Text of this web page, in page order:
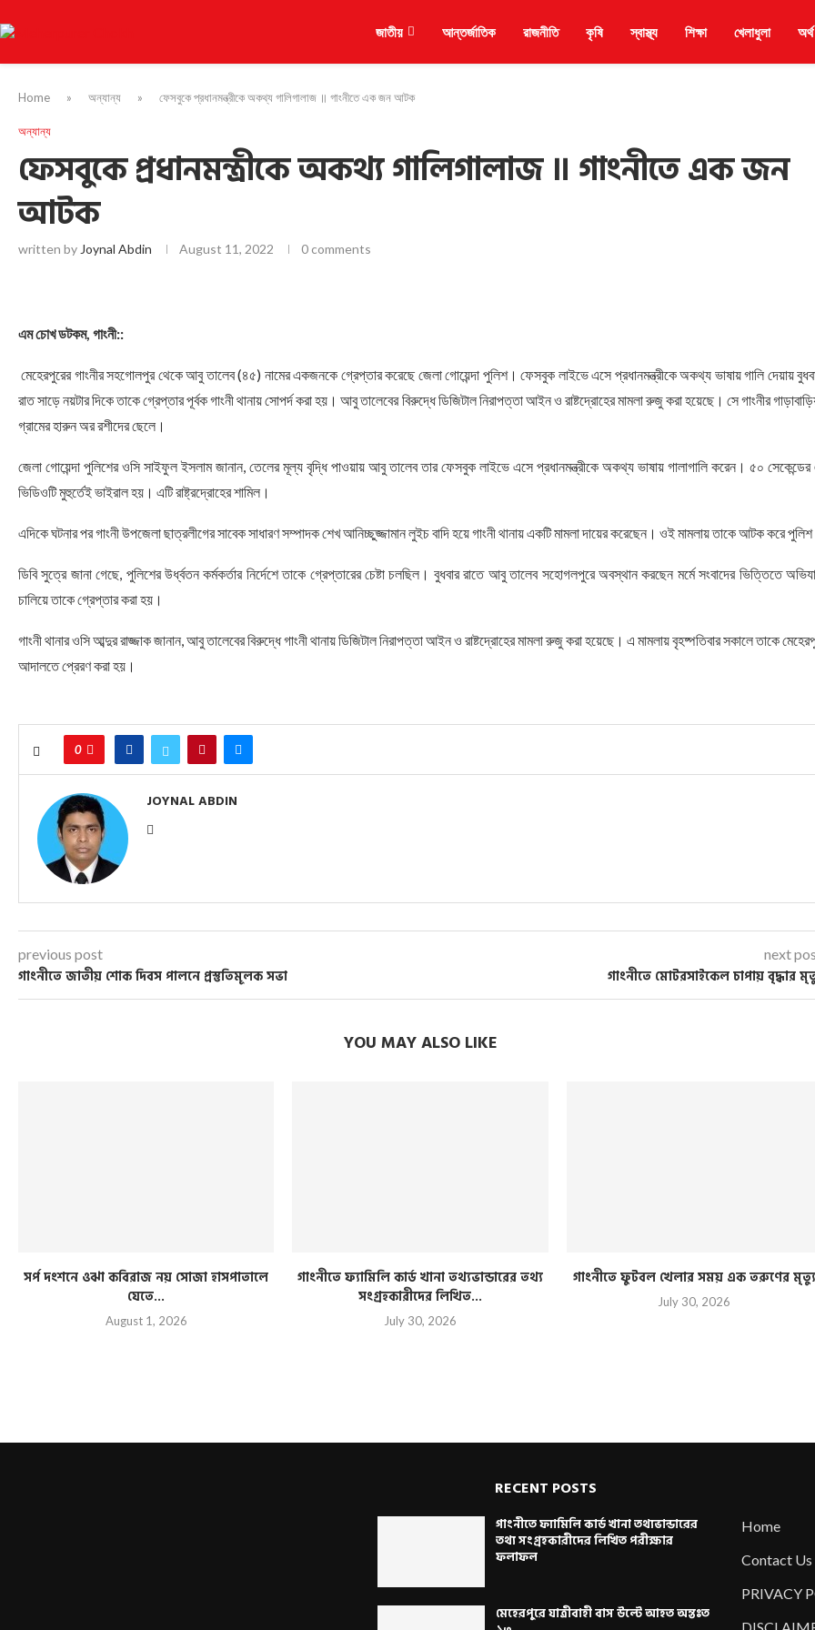
জাতীয় আন্তর্জাতিক রাজনীতি কৃষি স্বাস্থ্য শিক্ষা খেলাধুলা
Home » অন্যান্য » ফেসবুকে প্রধানমন্ত্রীকে অকথ্য গালিগালাজ ॥ গাংনীতে এক জন আটক
অন্যান্য
ফেসবুকে প্রধানমন্ত্রীকে অকথ্য গালিগালাজ ॥ গাংনীতে এক জন
আটক
written by Joynal Abdin August 11, 2022 0 comments
এম চোখ ডটকম, গাংনী::
মেহেরপুরের গাংনীর সহগোলপুর থেকে আবু তালেব (৪৫) নামের একজনকে গ্রেপ্তার করেছে জেলা গোয়েন্দা পুলিশ। ফেসবুক লাইভে এসে প্রধানমন্ত্রীকে অকথ্য ভাষায় গালি দেয়ায়
রাত সাড়ে নয়টার দিকে তাকে গ্রেপ্তার পূর্বক গাংনী থানায় সোপর্দ করা হয়। আবু তালেবের বিরুদ্ধে ডিজিটাল নিরাপত্তা আইন ও রাষ্টদ্রোহের মামলা রুজু করা হয়েছে। সে গাংনীর
গ্রামের হারুন অর রশীদের ছেলে।
জেলা গোয়েন্দা পুলিশের ওসি সাইফুল ইসলাম জানান, তেলের মূল্য বৃদ্ধি পাওয়ায় আবু তালেব তার ফেসবুক লাইভে এসে প্রধানমন্ত্রীকে অকথ্য ভাষায় গালাগালি করেন। ৫০
ভিডিওটি মুহুর্তেই ভাইরাল হয়। এটি রাষ্ট্রদ্রোহের শামিল।
এদিকে ঘটনার পর গাংনী উপজেলা ছাত্রলীগের সাবেক সাধারণ সম্পাদক শেখ আনিচ্ছুজ্জামান লুইচ বাদি হয়ে গাংনী থানায় একটি মামলা দায়ের করেছেন। ওই মামলায় তাকে আটক করে
ডিবি সুত্রে জানা গেছে, পুলিশের উর্ধ্বতন কর্মকর্তার নির্দেশে তাকে গ্রেপ্তারের চেষ্টা চলছিল। বুধবার রাতে আবু তালেব সহোগলপুরে অবস্থান করছেন মর্মে সংবাদের ভিত্তিতে
চালিয়ে তাকে গ্রেপ্তার করা হয়।
গাংনী থানার ওসি আব্দুর রাজ্জাক জানান, আবু তালেবের বিরুদ্ধে গাংনী থানায় ডিজিটাল নিরাপত্তা আইন ও রাষ্টদ্রোহের মামলা রুজু করা হয়েছে। এ মামলায় বৃহষ্পতিবার সকালে তাকে
আদালতে প্রেরণ করা হয়।
0
JOYNAL ABDIN
previous post
গাংনীতে জাতীয় শোক দিবস পালনে প্রস্তুতিমূলক সভা
next
গাংনীতে মোটরসাইকেল চাপায় বৃদ্ধার
YOU MAY ALSO LIKE
সর্প দংশনে ওঝা কবিরাজ নয় সোজা হাসপাতালে
যেতে...
August 1, 2026
গাংনীতে ফ্যামিলি কার্ড খানা তথ্যভান্ডারের তথ্য
সংগ্রহকারীদের লিখিত...
July 30, 2026
গাংনীতে ফুটবল খেলার সময় এক তরুণের মৃত্যু
July 30, 2026
RECENT POSTS
গাংনীতে ফ্যামিলি কার্ড খানা তথ্যভান্ডারের
তথ্য সংগ্রহকারীদের লিখিত পরীক্ষার
ফলাফল
মেহেরপুরে যাত্রীবাহী বাস উল্টে আহত অন্তঃত
Home
Contact Us
PRIVACY